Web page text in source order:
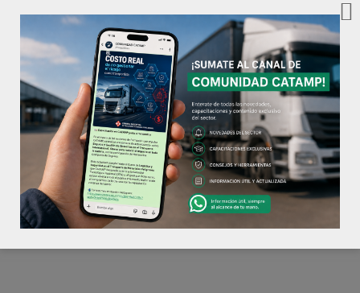
©2026 CATAMP®. Todos los derechos reservados